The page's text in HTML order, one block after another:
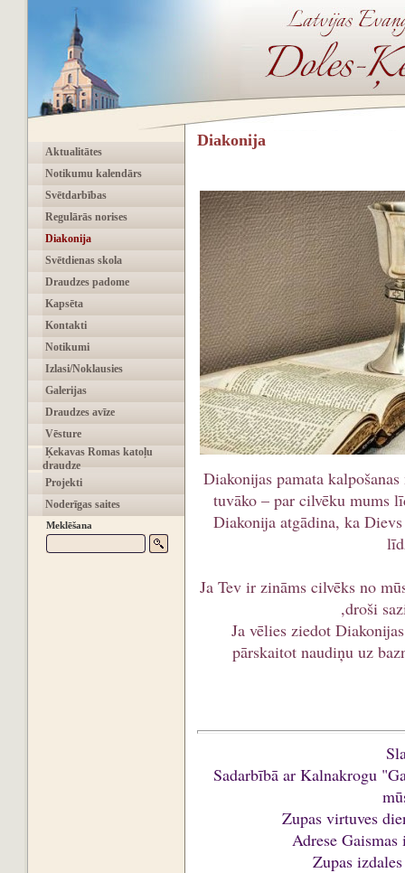
Aktualitātes
Notikumu kalendārs
Svētdarbības
Regulārās norises
Diakonija
Svētdienas skola
Draudzes padome
Kapsēta
Kontakti
Notikumi
Izlasi/Noklausies
Galerijas
Draudzes avīze
Vēsture
Ķekavas Romas katoļu
draudze
Projekti
Noderīgas saites
Meklēšana
Diakonija
Diakonijas pamata
tuvāko – par cilvēku mums
Diakonija atgādina, ka
Ja Tev ir zināms cilvēks no
,droši
Ja vēlies ziedot
pārskaitot naudiņu uz
Sadarbībā ar Kalnakrogu
Zupas virtuves
Adrese
Zupas